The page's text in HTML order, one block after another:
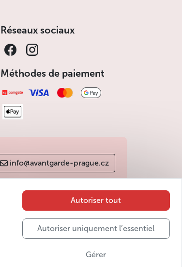
Réseaux sociaux
Méthodes de paiement
info@avantgarde-prague.cz
Autoriser tout
Autoriser uniquement l’essentiel
Gérer